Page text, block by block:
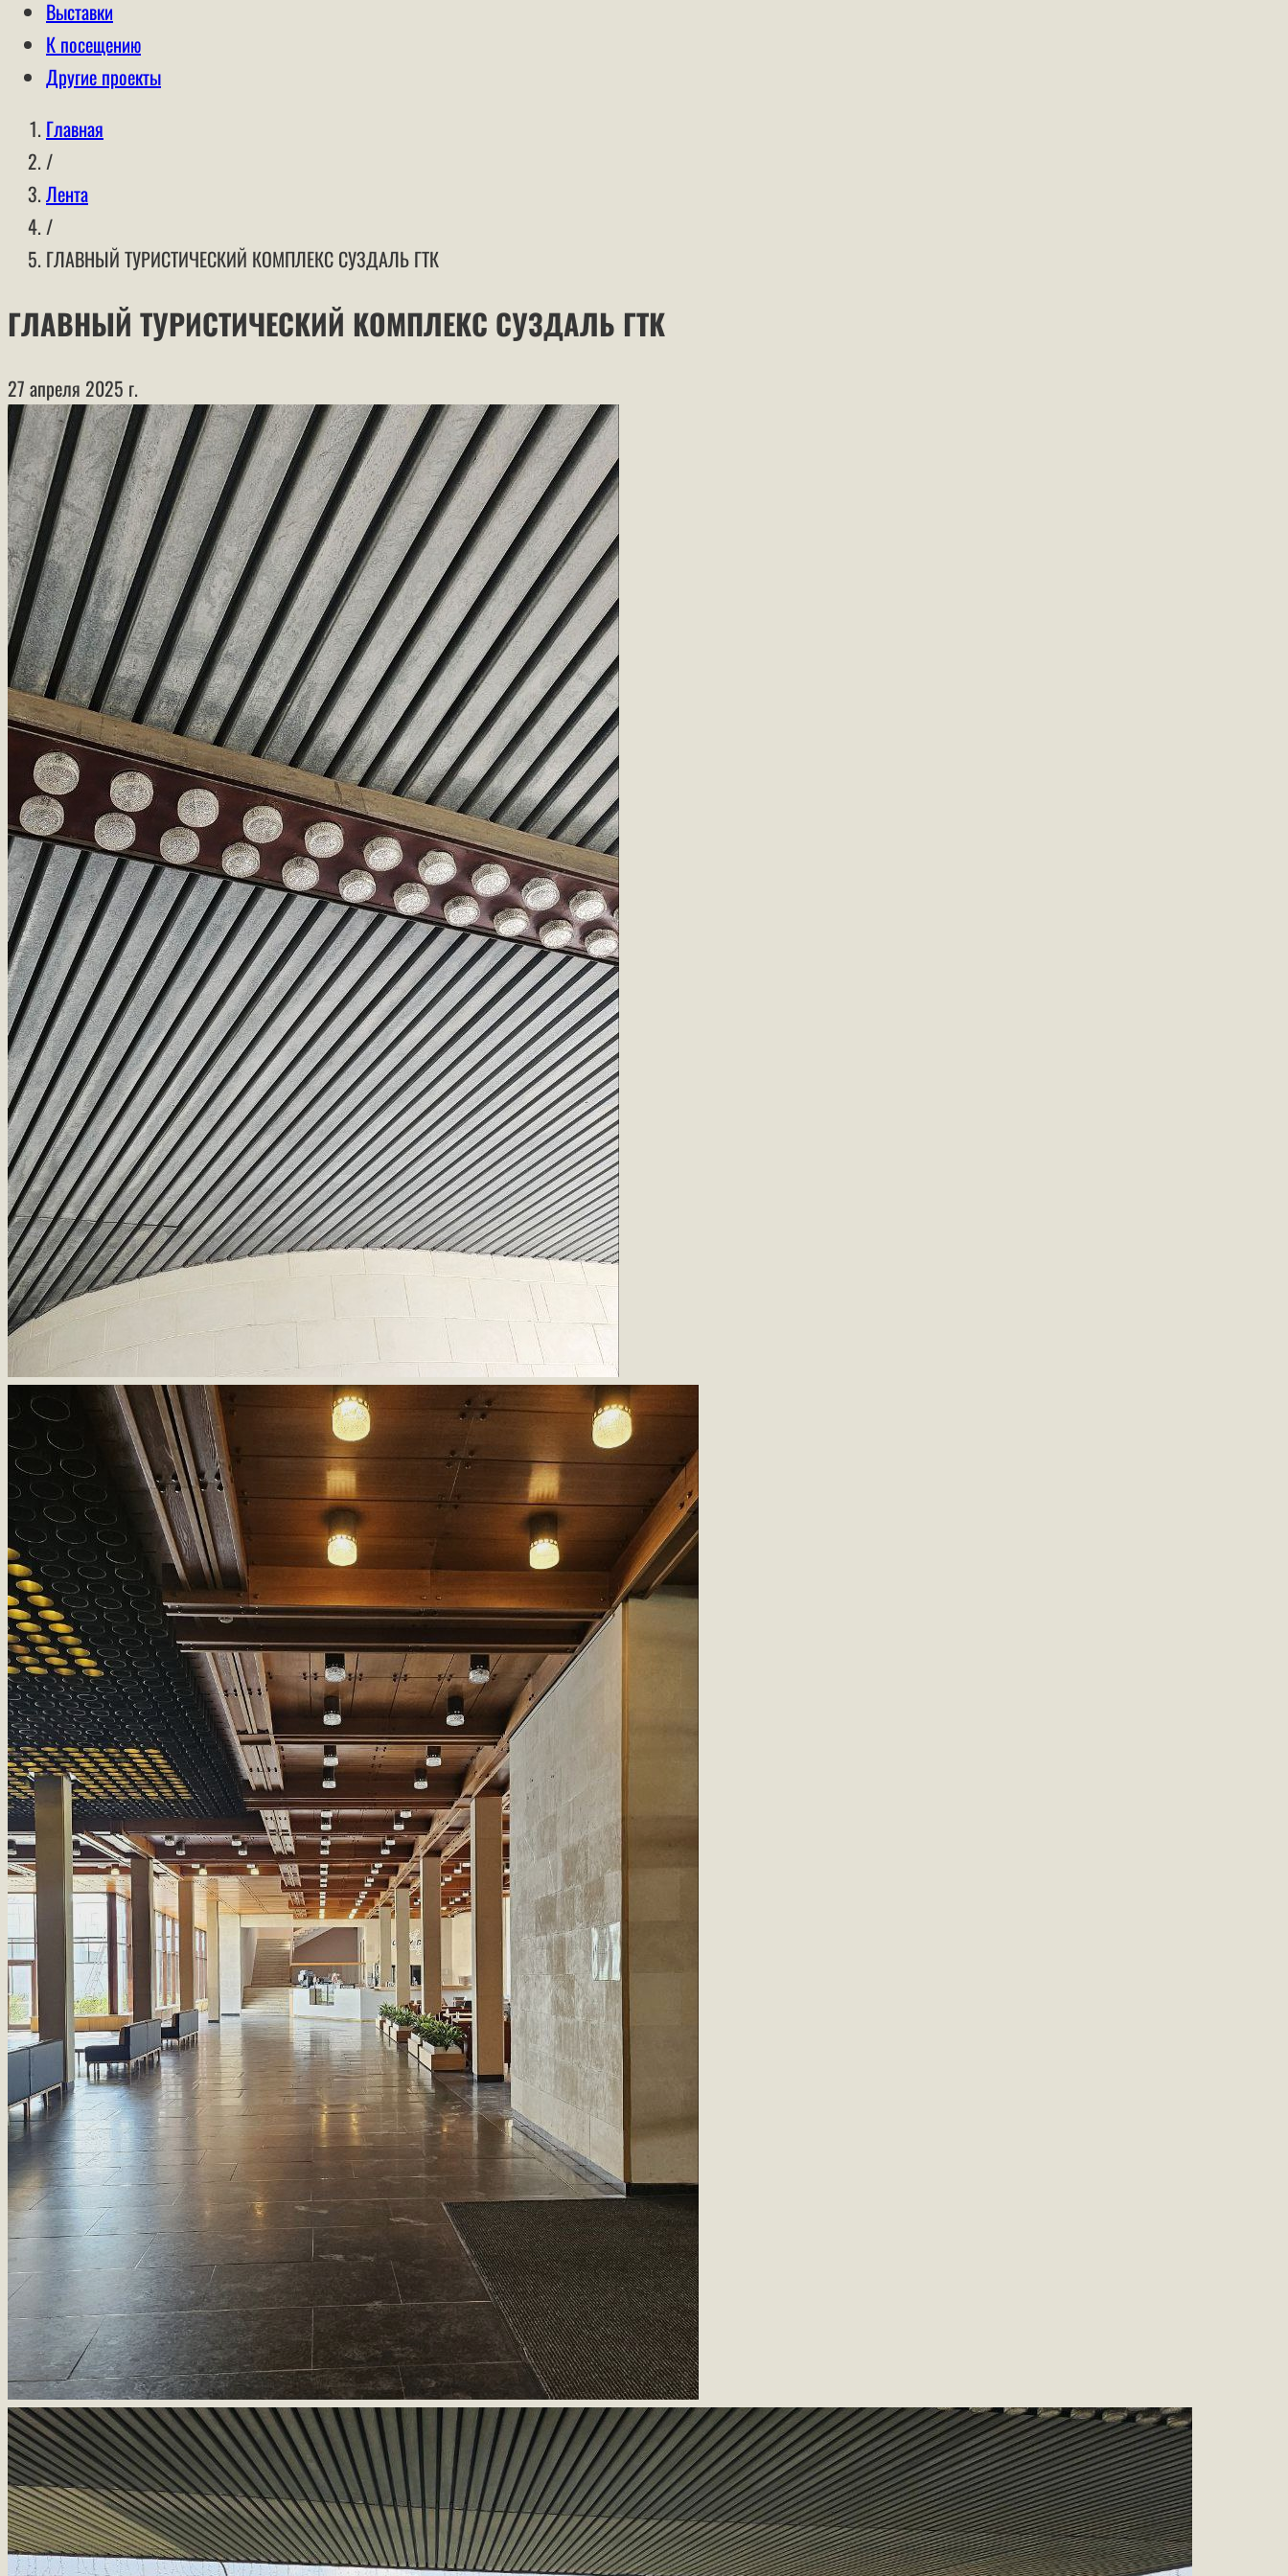
Выставки
К посещению
Другие проекты
Главная
/
Лента
/
ГЛАВНЫЙ ТУРИСТИЧЕСКИЙ КОМПЛЕКС СУЗДАЛЬ ГТК
ГЛАВНЫЙ ТУРИСТИЧЕСКИЙ КОМПЛЕКС СУЗДАЛЬ ГТК
27 апреля 2025 г.